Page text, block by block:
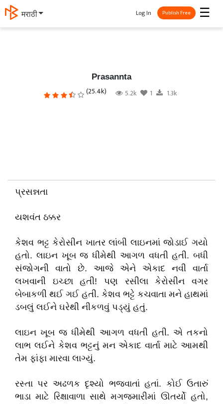
தமிழ் ☰
Log In Publish Free
Prasannta
(25.4k) 5.2k 1 1.3k
પ્રસન્નતા
યશવંત ઠક્કર
કેશવ ભટ્ટ કેરોસીન ખાતર લાંબી લાઇનમાં જોડાઈ ગયો
હતો. લાઇન ખૂબ જ ધીમેથી આગળ વધતી હતી. બધી
સંજોગની વાતો છે. આજે એને એકાદ નવી વાર્તા
લખવાની ઇચ્છા હતી! પણ રસીલા કેરોસીન વગર
બેબાકળી થઈ ગઈ હતી. કેશવ ભટ્ટે કચવાતા મને હાથમાં
ડબલું લઈને ઘરેથી નીકળવું પડ્યું હતું.
લાઇન ખૂબ જ ધીમેથી આગળ વધતી હતી. એ તકનો
લાભ લઈને કેશવ ભટ્ટનું મન એકાદ વાર્તા માટે આમથી
તેમ ફાંફા મારવા લાગ્યું.
રસ્તા પર અઢળક દૃશ્યો ભજવાતાં હતાં. કોઈ ઉતારું
ભાડા માટે રિક્ષાવાળા સાથે મગજમારીમાં ઊતર્યો હતો,